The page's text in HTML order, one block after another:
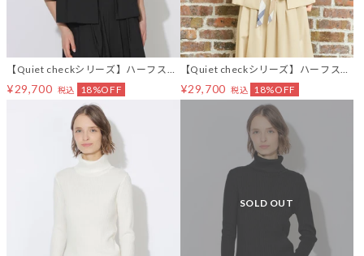
【Quiet checkシリーズ】ハーフスリ
ーブジャケット
¥29,700 税込 18%OFF
【Quiet checkシリーズ】ハーフスリ
ーブジャケット
¥29,700 税込 18%OFF
SOLD OUT